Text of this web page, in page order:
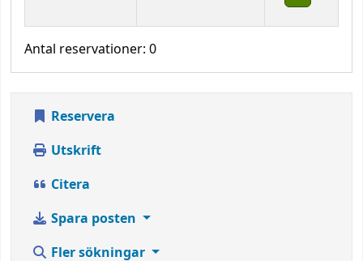
Antal reservationer: 0
Reservera
Utskrift
Citera
Spara posten
Fler sökningar